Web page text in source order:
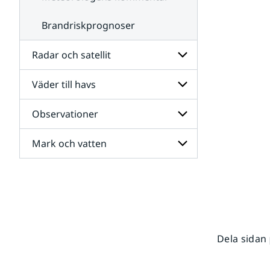
Brandriskprognoser
Radar och satellit
Undersidor
för
Radar
och
satellit
Väder till havs
Undersidor
för
Väder
till
havs
Observationer
Undersidor
för
Mark och vatten
Dela sidan